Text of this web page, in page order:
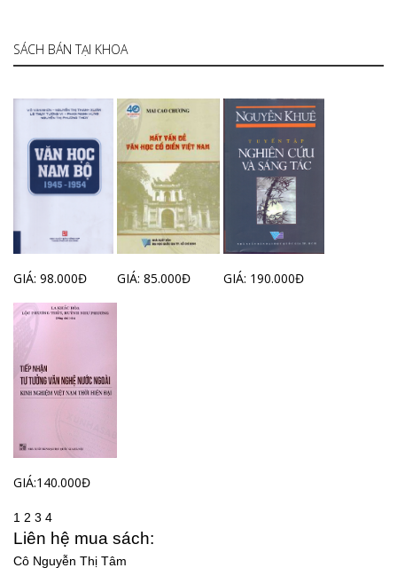
SÁCH BÁN TẠI KHOA
GIÁ: 98.000Đ GIÁ: 85.000Đ GIÁ: 190.000Đ
GIÁ:140.000Đ
1 2 3 4
Liên hệ mua sách:
Cô Nguyễn Thị Tâm